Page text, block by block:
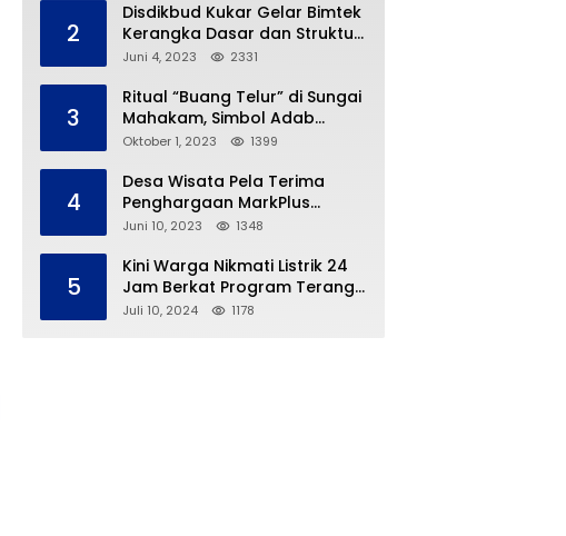
2
Disdikbud Kukar Gelar Bimtek
Kerangka Dasar dan Struktur
Kurikulum Merdeka
Juni 4, 2023 2331
3
Ritual “Buang Telur” di Sungai
Mahakam, Simbol Adab
Tradisi Ngulur Naga
Oktober 1, 2023 1399
4
Desa Wisata Pela Terima
Penghargaan MarkPlus
Tourism
Juni 10, 2023 1348
5
Kini Warga Nikmati Listrik 24
Jam Berkat Program Terang
Kampung Ku
Juli 10, 2024 1178